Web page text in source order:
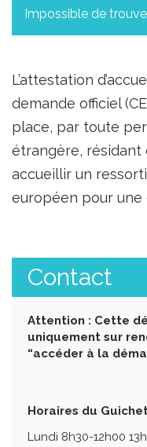
Impossible de
L’attestation
demande officiel
place, par toute
étrangère, résidant
accueillir un
européen pour une
Contact
Attention : Cette
uniquement sur
“accéder à la
Horaires du
Lundi 8h30-12h00